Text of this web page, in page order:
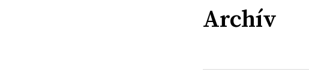
Archív